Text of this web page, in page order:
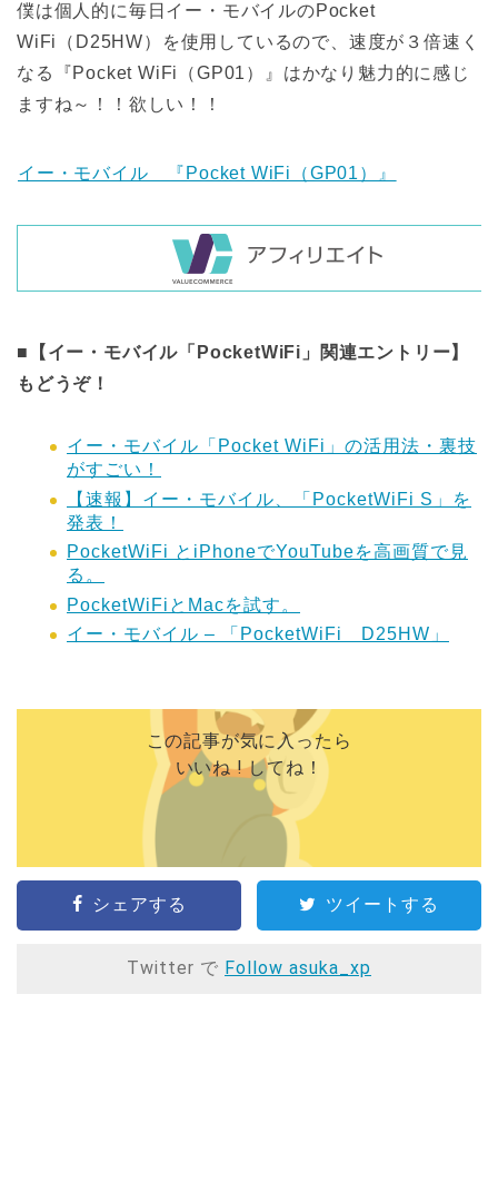
僕は個人的に毎日イー・モバイルのPocket
WiFi（D25HW）を使用しているので、速度が３倍速く
なる『Pocket WiFi（GP01）』はかなり魅力的に感じ
ますね～！！欲しい！！
イー・モバイル 『Pocket WiFi（GP01）』
■【イー・モバイル「PocketWiFi」関連エントリー】
もどうぞ！
イー・モバイル「Pocket WiFi」の活用法・裏技
がすごい！
【速報】イー・モバイル、「PocketWiFi S」を
発表！
PocketWiFi とiPhoneでYouTubeを高画質で見
る。
PocketWiFiとMacを試す。
イー・モバイル – 「PocketWiFi D25HW」
この記事が気に入ったら
いいね ! してね！
シェアする ツイートする
Twitter で Follow asuka_xp